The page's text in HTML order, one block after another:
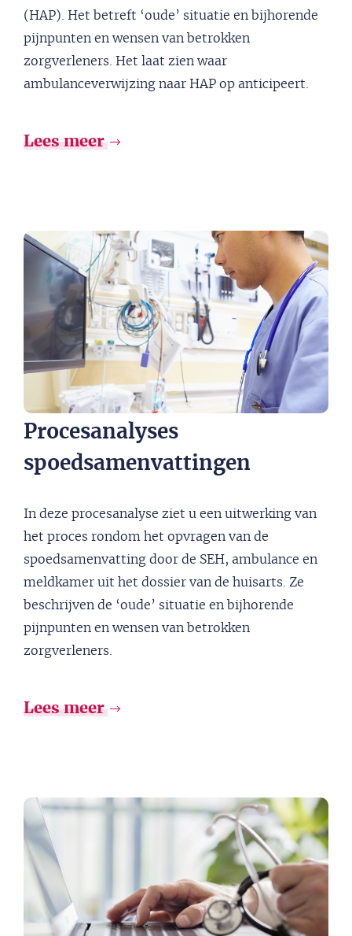
(HAP). Het betreft ‘oude’ situatie en bijhorende
pijnpunten en wensen van betrokken
zorgverleners. Het laat zien waar
ambulanceverwijzing naar HAP op anticipeert.
Lees meer
Procesanalyses
spoedsamenvattingen
In deze procesanalyse ziet u een uitwerking van
het proces rondom het opvragen van de
spoedsamenvatting door de SEH, ambulance en
meldkamer uit het dossier van de huisarts. Ze
beschrijven de ‘oude’ situatie en bijhorende
pijnpunten en wensen van betrokken
zorgverleners.
Lees meer